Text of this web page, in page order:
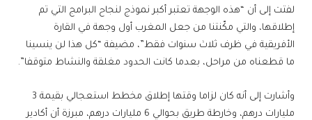
لفتت إلى أن “هذه الوجهة تعتبر أكبر نموذج لنجاح البرامج التي تم
إطلاقها، والتي مكّنتنا من جعل المغرب أول وجهة في القارة
الأفريقية في ظرف ثلاث سنوات فقط”، مضيفة “كل هذا لن ينسينا
ما قطعناه من مراحل، بعدما كانت الحدود مغلقة والنشاط متوقفا”.
وأشارت إلى أنه كان لزاما وقتها إطلاق مخطط استعجالي بقيمة 3
مليارات درهم، وخارطة طريق بحوالي 6 مليارات درهم، مبرزة أن أكادير